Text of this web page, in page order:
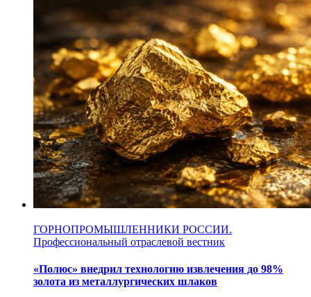
ГОРНОПРОМЫШЛЕННИКИ РОССИИ.
Профессиональный отраслевой вестник
«Полюс» внедрил технологию извлечения до 98%
золота из металлургических шлаков